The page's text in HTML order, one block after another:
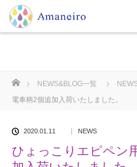
ホーム
NEWS&BLOG一覧
電車柄2個追加入荷いたしました。
2020.01.11 NEWS
ひょっこりエピペン